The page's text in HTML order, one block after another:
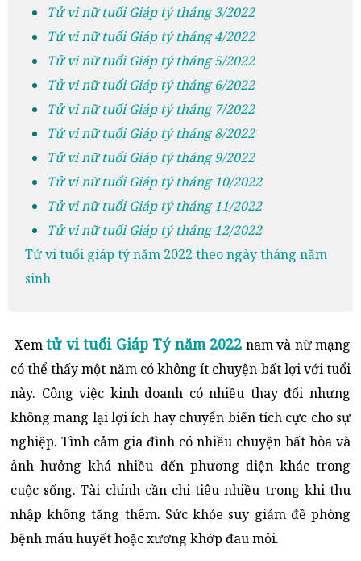
Tử vi nữ tuổi Giáp tý tháng 3/2022
Tử vi nữ tuổi Giáp tý tháng 4/2022
Tử vi nữ tuổi Giáp tý tháng 5/2022
Tử vi nữ tuổi Giáp tý tháng 6/2022
Tử vi nữ tuổi Giáp tý tháng 7/2022
Tử vi nữ tuổi Giáp tý tháng 8/2022
Tử vi nữ tuổi Giáp tý tháng 9/2022
Tử vi nữ tuổi Giáp tý tháng 10/2022
Tử vi nữ tuổi Giáp tý tháng 11/2022
Tử vi nữ tuổi Giáp tý tháng 12/2022
Tử vi tuổi giáp tý năm 2022 theo ngày tháng năm
sinh
Xemtử vi tuổi Giáp Tý năm 2022 nam và nữ mạng
có thể thấy một năm có không ít chuyện bất lợi với tuổi
này. Công việc kinh doanh có nhiều thay đổi nhưng
không mang lại lợi ích hay chuyển biến tích cực cho sự
nghiệp. Tình cảm gia đình có nhiều chuyện bất hòa và
ảnh hưởng khá nhiều đến phương diện khác trong
cuộc sống. Tài chính cần chi tiêu nhiều trong khi thu
nhập không tăng thêm. Sức khỏe suy giảm đề phòng
bệnh máu huyết hoặc xương khớp đau mỏi.